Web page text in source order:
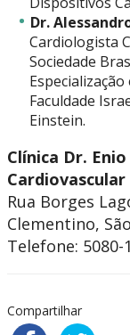
Dr.
Cardiologista
Sociedade
Faculdade
Einstein.
Clínica Dr.
Rua Borges
Clementino,
Telefone: 5080-
Compartilhar